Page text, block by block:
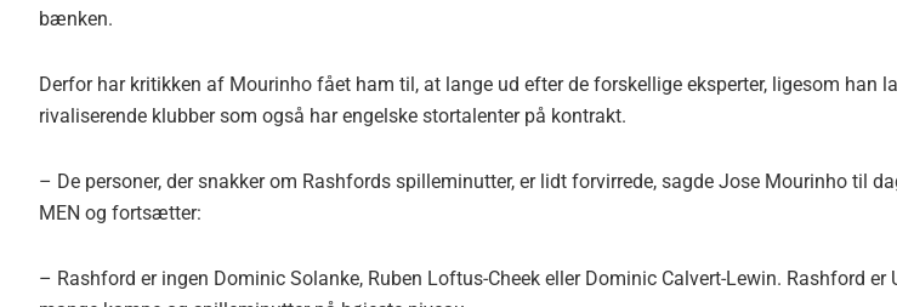
bænken.
Derfor har kritikken af Mourinho fået ham til, at lange ud efter de forskellige eksperter, ligesom han
rivaliserende klubber som også har engelske stortalenter på kontrakt.
– De personer, der snakker om Rashfords spilleminutter, er lidt forvirrede, sagde Jose Mourinho til
MEN og fortsætter:
– Rashford er ingen Dominic Solanke, Ruben Loftus-Cheek eller Dominic Calvert-Lewin. Rashford